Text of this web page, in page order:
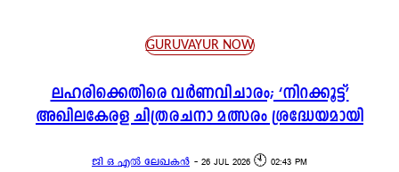
GURUVAYUR NOW
ലഹരിക്കെതിരെ വർണവിചാരം; ‘നിറക്കൂട്ട്’
അഖിലകേരള ചിത്രരചനാ മത്സരം ശ്രദ്ധേയമായി
ജി ഒ എൽ ലേഖകൻ - 26 JUL 2026 🕙 02:43 PM